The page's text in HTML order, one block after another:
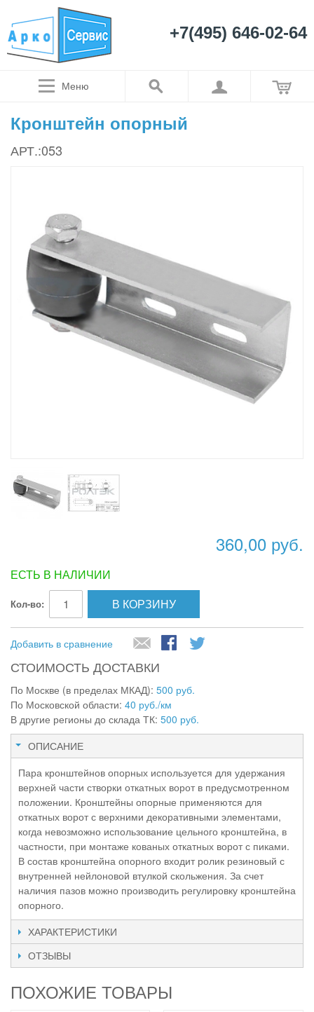
+7(495) 646-02-64
Меню
Кронштейн опорный
АРТ.:053
360,00 руб.
ЕСТЬ В НАЛИЧИИ
Кол-во: В КОРЗИНУ
Добавить в сравнение
СТОИМОСТЬ ДОСТАВКИ
По Москве (в пределах МКАД): 500 руб.
По Московской области: 40 руб./км
В другие регионы до склада ТК: 500 руб.
ОПИСАНИЕ
Пара кронштейнов опорных используется для удержания
верхней части створки откатных ворот в предусмотренном
положении. Кронштейны опорные применяются для
откатных ворот с верхними декоративными элементами,
когда невозможно использование цельного кронштейна, в
частности, при монтаже кованых откатных ворот с пиками.
В состав кронштейна опорного входит ролик резиновый с
внутренней нейлоновой втулкой скольжения. За счет
наличия пазов можно производить регулировку кронштейна
опорного.
ХАРАКТЕРИСТИКИ
ОТЗЫВЫ
ПОХОЖИЕ ТОВАРЫ